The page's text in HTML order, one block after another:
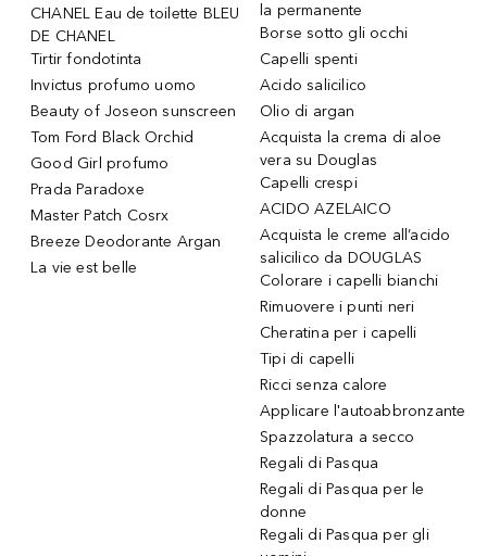
CHANEL Eau de toilette BLEU
DE CHANEL
Tirtir fondotinta
Invictus profumo uomo
Beauty of Joseon sunscreen
Tom Ford Black Orchid
Good Girl profumo
Prada Paradoxe
Master Patch Cosrx
Breeze Deodorante Argan
La vie est belle
la permanente
Borse sotto gli occhi
Capelli spenti
Acido salicilico
Olio di argan
Acquista la crema di aloe
vera su Douglas
Capelli crespi
ACIDO AZELAICO
Acquista le creme all’acido
salicilico da DOUGLAS
Colorare i capelli bianchi
Rimuovere i punti neri
Cheratina per i capelli
Tipi di capelli
Ricci senza calore
Applicare l'autoabbronzante
Spazzolatura a secco
Regali di Pasqua
Regali di Pasqua per le
donne
Regali di Pasqua per gli